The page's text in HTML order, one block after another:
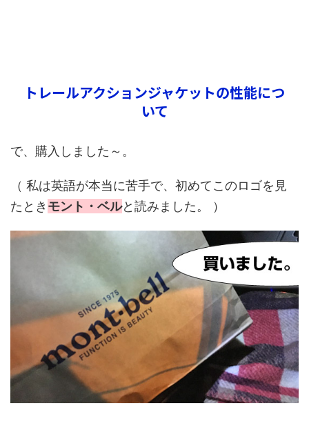
トレールアクションジャケットの性能につ
いて
で、購入しました～。
（ 私は英語が本当に苦手で、初めてこのロゴを見
たとき モント・ベルと読みました。 ）